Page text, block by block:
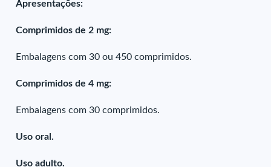
Apresentações:
Comprimidos de 2 mg:
Embalagens com 30 ou 450 comprimidos.
Comprimidos de 4 mg:
Embalagens com 30 comprimidos.
Uso oral.
Uso adulto.